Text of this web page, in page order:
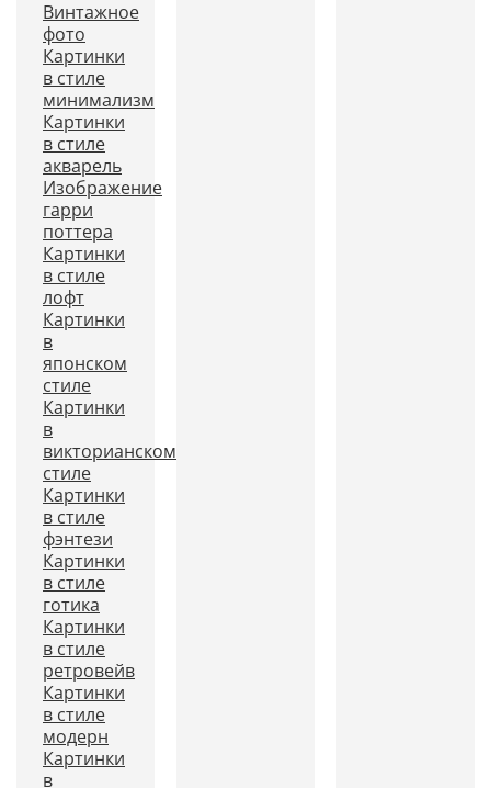
Винтажное
фото
Картинки
в стиле
минимализм
Картинки
в стиле
акварель
Изображение
гарри
поттера
Картинки
в стиле
лофт
Картинки
в
японском
стиле
Картинки
в
викторианском
стиле
Картинки
в стиле
фэнтези
Картинки
в стиле
готика
Картинки
в стиле
ретровейв
Картинки
в стиле
модерн
Картинки
в